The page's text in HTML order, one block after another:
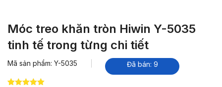
Móc treo khăn tròn Hiwin Y-5035
tinh tế trong từng chi tiết
Mã sản phẩm: Y-5035 Đã bán: 9